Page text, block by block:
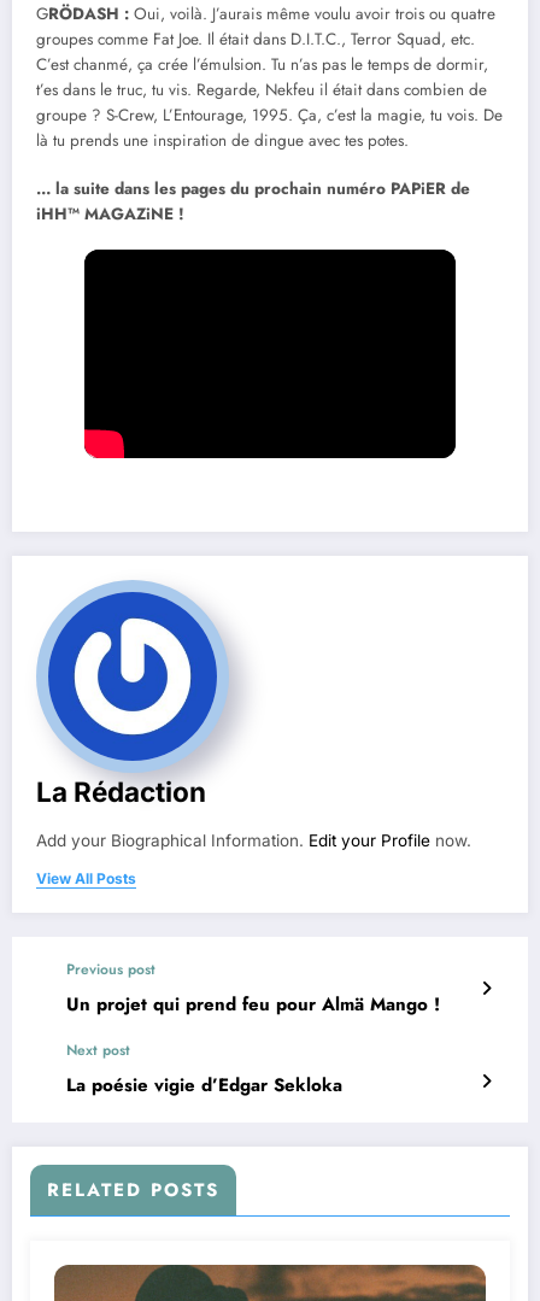
GRÖDASH : Oui, voilà. J’aurais même voulu avoir trois ou quatre
groupes comme Fat Joe. Il était dans D.I.T.C., Terror Squad, etc.
C’est chanmé, ça crée l’émulsion. Tu n’as pas le temps de dormir,
t’es dans le truc, tu vis. Regarde, Nekfeu il était dans combien de
groupe ? S-Crew, L’Entourage, 1995. Ça, c’est la magie, tu vois. De
là tu prends une inspiration de dingue avec tes potes.
… la suite dans les pages du prochain numéro PAPiER de
iHH™ MAGAZiNE !
La Rédaction
Add your Biographical Information. Edit your Profile now.
View All Posts
Previous post
Un projet qui prend feu pour Almä Mango !
Next post
La poésie vigie d’Edgar Sekloka
RELATED POSTS